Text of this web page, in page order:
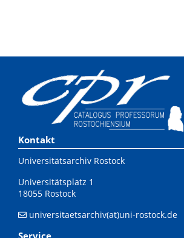
Kontakt
Universitätsarchiv Rostock
Universitätsplatz 1
18055 Rostock
universitaetsarchiv(at)uni-rostock.de